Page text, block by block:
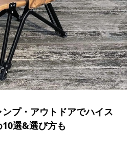
プ・アウトドアでハイス
選&選び方も